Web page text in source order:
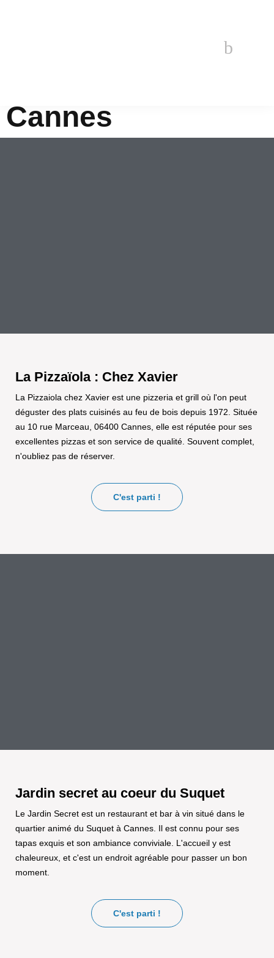
Cannes
La Pizzaïola : Chez Xavier
La Pizzaiola chez Xavier est une pizzeria et grill où l'on peut
déguster des plats cuisinés au feu de bois depuis 1972. Située
au 10 rue Marceau, 06400 Cannes, elle est réputée pour ses
excellentes pizzas et son service de qualité. Souvent complet,
n'oubliez pas de réserver.
C'est parti !
Jardin secret au coeur du Suquet
Le Jardin Secret est un restaurant et bar à vin situé dans le
quartier animé du Suquet à Cannes. Il est connu pour ses
tapas exquis et son ambiance conviviale. L'accueil y est
chaleureux, et c'est un endroit agréable pour passer un bon
moment.
C'est parti !